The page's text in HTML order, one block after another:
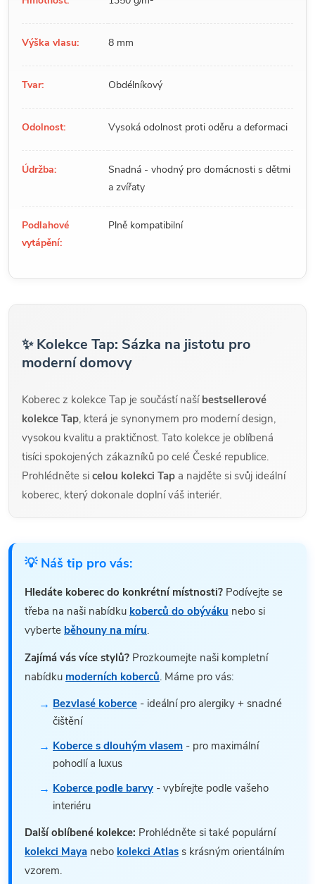
Výška vlasu: 8 mm
Tvar: Obdélníkový
Odolnost: Vysoká odolnost proti oděru a deformaci
Údržba:
Snadná - vhodný pro domácnosti s dětmi
a zvířaty
Podlahové
vytápění:
Plně kompatibilní
✨ Kolekce Tap: Sázka na jistotu pro
moderní domovy
Koberec z kolekce Tap je součástí naší bestsellerové
kolekce Tap, která je synonymem pro moderní design,
vysokou kvalitu a praktičnost. Tato kolekce je oblíbená
tisíci spokojených zákazníků po celé České republice.
Prohlédněte si celou kolekci Tap a najděte si svůj ideální
koberec, který dokonale doplní váš interiér.
💡 Náš tip pro vás:
Hledáte koberec do konkrétní místnosti? Podívejte se
třeba na naši nabídku koberců do obýváku nebo si
vyberte běhouny na míru.
Zajímá vás více stylů? Prozkoumejte naši kompletní
nabídku moderních koberců. Máme pro vás:
Bezvlasé koberce - ideální pro alergiky + snadné
čištění
Koberce s dlouhým vlasem - pro maximální
pohodlí a luxus
Koberce podle barvy - vybírejte podle vašeho
interiéru
Další oblíbené kolekce: Prohlédněte si také populární
kolekci Maya nebo kolekci Atlas s krásným orientálním
vzorem.